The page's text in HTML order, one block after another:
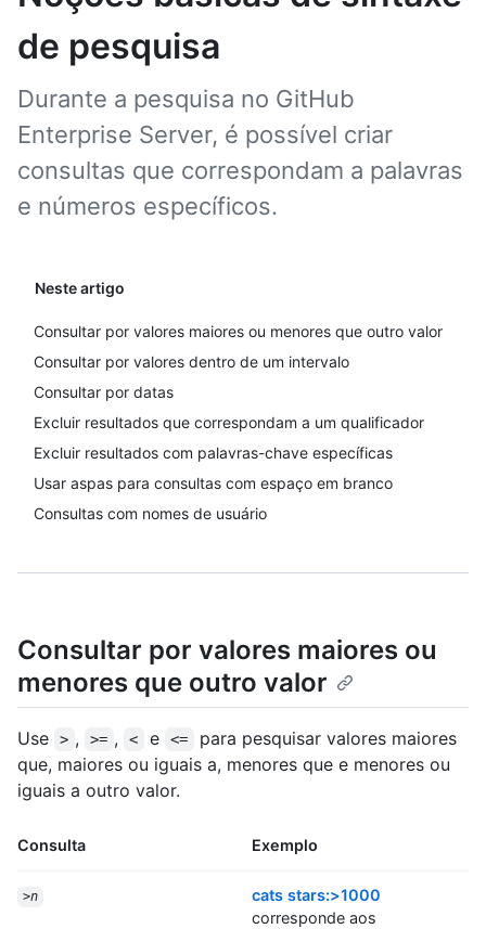
de pesquisa
Durante a pesquisa no GitHub
Enterprise Server, é possível criar
consultas que correspondam a palavras
e números específicos.
Neste artigo
Consultar por valores maiores ou menores que outro valor
Consultar por valores dentro de um intervalo
Consultar por datas
Excluir resultados que correspondam a um qualificador
Excluir resultados com palavras-chave específicas
Usar aspas para consultas com espaço em branco
Consultas com nomes de usuário
Consultar por valores maiores ou
menores que outro valor
Use > , >= , < e <=
para pesquisar valores maiores
que, maiores ou iguais a, menores que e menores ou
iguais a outro valor.
Consulta Exemplo
>n
cats stars:>1000
corresponde aos